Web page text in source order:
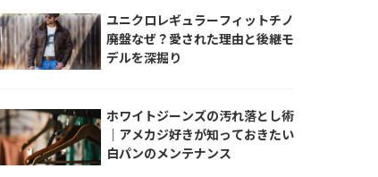
ユニクロレギュラーフィットチノ
廃盤なぜ？愛された理由と後継モ
デルを深掘り
ホワイトジーンズの汚れ落とし術
｜アメカジ好きが知っておきたい
白パンのメンテナンス